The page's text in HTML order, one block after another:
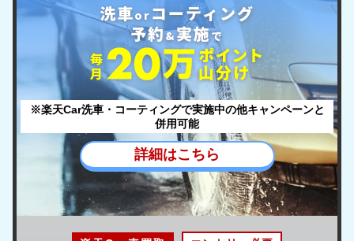
洗車or コーティング
予約&実施で
毎
月
ポイント
山分け
※楽天Car洗車・コーティングで実施中の他キャンペーンと
併用可能
詳細はこちら